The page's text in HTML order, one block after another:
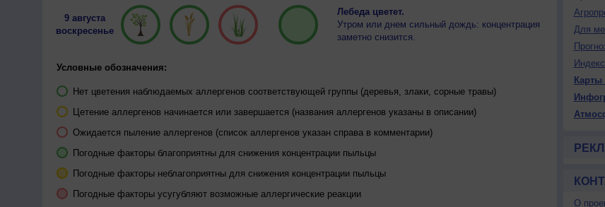
9 августа
воскресенье
Лебеда цветет.
Утром или днем сильный дождь: концентрация
заметно снизится.
Условные обозначения:
Нет цветения наблюдаемых аллергенов соответствующей группы (деревья, злаки, сорные травы)
Цетение аллергенов начинается или завершается (названия аллергенов указаны в описании)
Ожидается пыление аллергенов (список аллергенов указан справа в комментарии)
Погодные факторы благоприятны для снижения концентрации пыльцы
Погодные факторы неблагоприятны для снижения концентрации пыльцы
Погодные факторы усугубляют возможные аллергические реакции
Для
О